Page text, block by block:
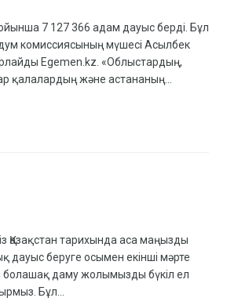
7 127 366 адам дауыс берді. Бұл
комиссиясының мүшесі Асылбек
Egemen.kz. «Облыстардың,
қалалардың және астананың...
Қазақстан тарихында аса маңызды
беруге осымен екінші мәрте
болашақ даму жолымызды бүкіл ел
Бұл...